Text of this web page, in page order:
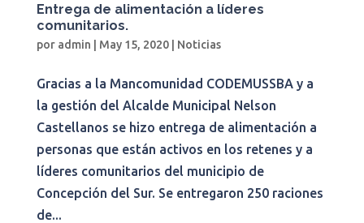
Entrega de alimentación a líderes
comunitarios.
por admin | May 15, 2020| Noticias
Gracias a la Mancomunidad CODEMUSSBA y a
la gestión del Alcalde Municipal Nelson
Castellanos se hizo entrega de alimentación a
personas que están activos en los retenes y a
líderes comunitarios del municipio de
Concepción del Sur. Se entregaron 250 raciones
de...